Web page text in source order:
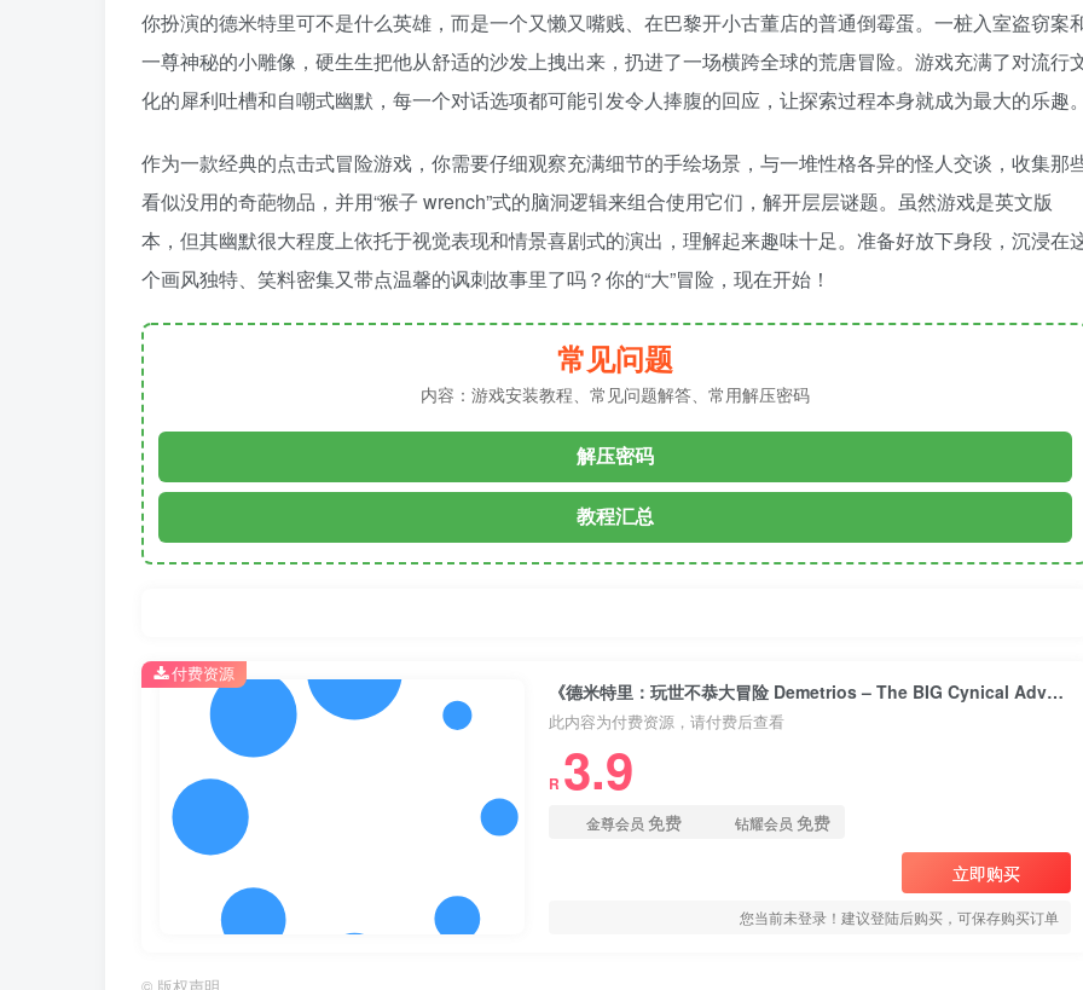
你扮演的德米特里可不是什么英雄，而是一个又懒又嘴贱、在巴黎开小古董店的普通倒霉蛋。一桩入室盗窃案
一尊神秘的小雕像，硬生生把他从舒适的沙发上拽出来，扔进了一场横跨全球的荒唐冒险。游戏充满了对流行
化的犀利吐槽和自嘲式幽默，每一个对话选项都可能引发令人捧腹的回应，让探索过程本身就成为最大的乐趣。
作为一款经典的点击式冒险游戏，你需要仔细观察充满细节的手绘场景，与一堆性格各异的怪人交谈，收集那
看似没用的奇葩物品，并用“猴子 wrench”式的脑洞逻辑来组合使用它们，解开层层谜题。虽然游戏是英文版
本，但其幽默很大程度上依托于视觉表现和情景喜剧式的演出，理解起来趣味十足。准备好放下身段，沉浸在
个画风独特、笑料密集又带点温馨的讽刺故事里了吗？你的“大”冒险，现在开始！
常见问题
内容：游戏安装教程、常见问题解答、常用解压密码
解压密码
教程汇总
3.9
立即购买
付费资源